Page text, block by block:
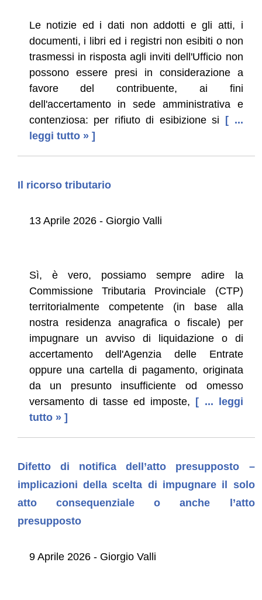
Le notizie ed i dati non addotti e gli atti, i
documenti, i libri ed i registri non esibiti o non
trasmessi in risposta agli inviti dell'Ufficio non
possono essere presi in considerazione a
favore del contribuente, ai fini
dell'accertamento in sede amministrativa e
contenziosa: per rifiuto di esibizione si [ ...
leggi tutto » ]
Il ricorso tributario
13 Aprile 2026 - Giorgio Valli
Sì, è vero, possiamo sempre adire la
Commissione Tributaria Provinciale (CTP)
territorialmente competente (in base alla
nostra residenza anagrafica o fiscale) per
impugnare un avviso di liquidazione o di
accertamento dell'Agenzia delle Entrate
oppure una cartella di pagamento, originata
da un presunto insufficiente od omesso
versamento di tasse ed imposte, [ ... leggi
tutto » ]
Difetto di notifica dell’atto presupposto –
implicazioni della scelta di impugnare il solo
atto consequenziale o anche l’atto
presupposto
9 Aprile 2026 - Giorgio Valli